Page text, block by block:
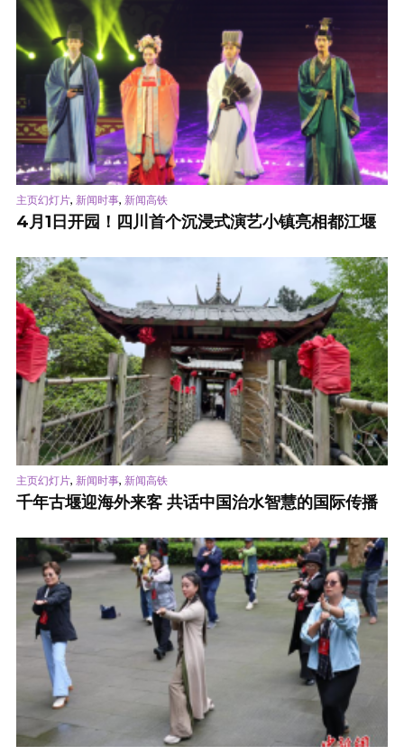
主页幻灯片, 新闻时事, 新闻高铁
4月1日开园！四川首个沉浸式演艺小镇亮相都江堰
主页幻灯片, 新闻时事, 新闻高铁
千年古堰迎海外来客 共话中国治水智慧的国际传播